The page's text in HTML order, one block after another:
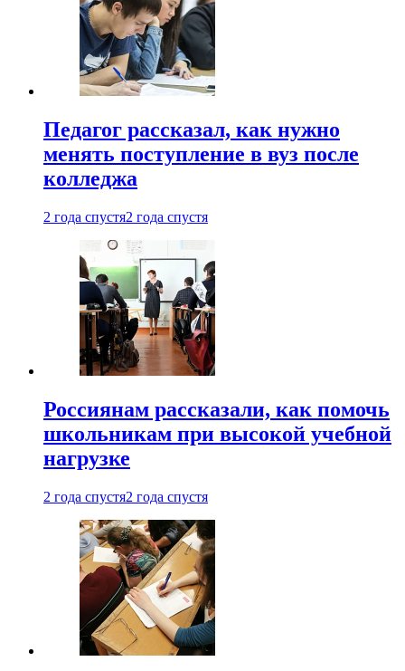
Педагог рассказал, как нужно
менять поступление в вуз после
колледжа
2 года спустя2 года спустя
Россиянам рассказали, как помочь
школьникам при высокой учебной
нагрузке
2 года спустя2 года спустя